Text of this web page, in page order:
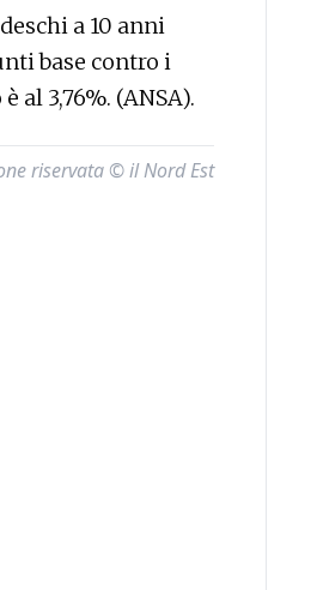
a 10 anni
base contro i
al 3,76%. (ANSA).
riservata © il Nord Est